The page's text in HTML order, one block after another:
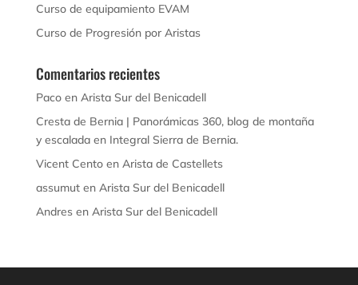
Curso de equipamiento EVAM
Curso de Progresión por Aristas
Comentarios recientes
Pacoen Arista Sur del Benicadell
Cresta de Bernia | Panorámicas 360, blog de montaña
y escaladaen Integral Sierra de Bernia.
Vicent Centoen Arista de Castellets
assumuten Arista Sur del Benicadell
Andresen Arista Sur del Benicadell